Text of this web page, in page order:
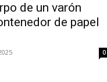
de un varón
de papel
0